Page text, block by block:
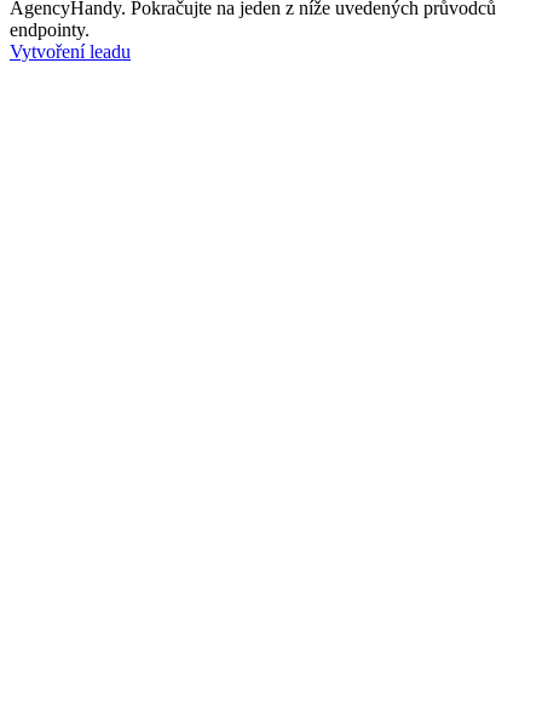
AgencyHandy. Pokračujte na jeden z níže uvedených průvodců
endpointy.
Vytvoření leadu